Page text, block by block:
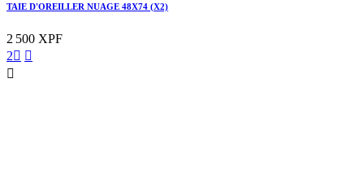
TAIE D'OREILLER NUAGE 48X74 (X2)
2 500 XPF
2 
